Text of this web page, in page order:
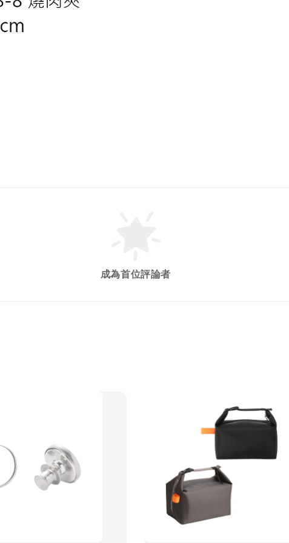
成為首位評論者